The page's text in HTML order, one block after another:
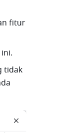
fitur
tidak